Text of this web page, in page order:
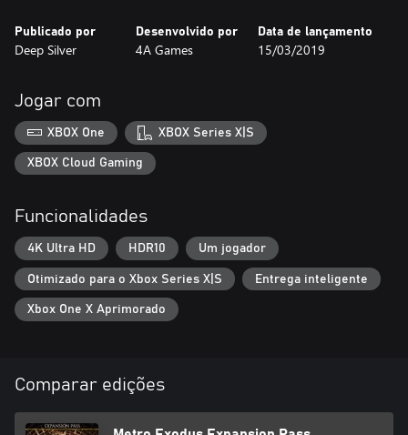
Publicado por
Deep Silver
Desenvolvido por
4A Games
Data de lançamento
15/03/2019
Jogar com
XBOX One XBOX Series X|S
XBOX Cloud Gaming
Funcionalidades
4K Ultra HD HDR10 Um jogador
Otimizado para o Xbox Series X|S Entrega inteligente
Xbox One X Aprimorado
Comparar edições